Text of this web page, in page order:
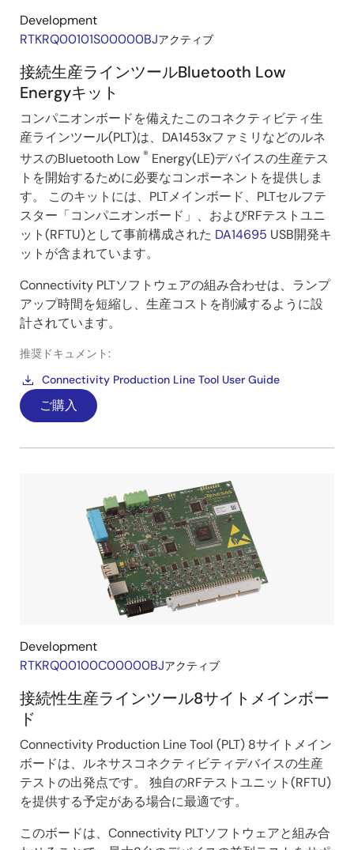
ッ
ト
Development
RTKRQ00101S00000BJアクティブ
接続生産ラインツールBluetooth Low
Energyキット
コンパニオンボードを備えたこのコネクティビティ生
産ラインツール(PLT)は、DA1453xファミリなどのルネ
サスのBluetooth Low ® Energy(LE)デバイスの生産テス
トを開始するために必要なコンポーネントを提供しま
す。 このキットには、PLTメインボード、PLTセルフテ
スター「コンパニオンボード」、およびRFテストユニ
ット(RFTU)として事前構成された DA14695 USB開発キ
ットが含まれています。
Connectivity PLTソフトウェアの組み合わせは、ランプ
アップ時間を短縮し、生産コストを削減するように設
計されています。
推奨ドキュメント:
Connectivity Production Line Tool User Guide
ご購入
Development
RTKRQ00100C00000BJアクティブ
接続性生産ラインツール8サイトメインボー
ド
Connectivity Production Line Tool (PLT) 8サイトメイン
ボードは、ルネサスコネクティビティデバイスの生産
テストの出発点です。 独自のRFテストユニット(RFTU)
を提供する予定がある場合に最適です。
このボードは、Connectivity PLTソフトウェアと組み合